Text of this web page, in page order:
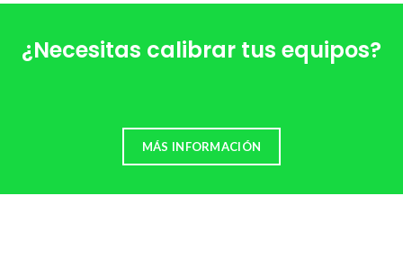
¿Necesitas calibrar tus equipos?
MÁS INFORMACIÓN